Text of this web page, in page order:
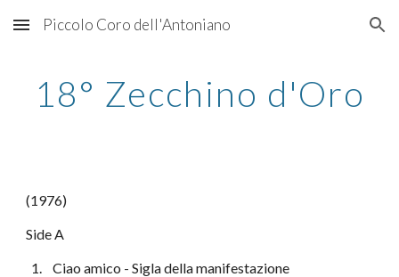
Skip to main content Skip to navigation
Piccolo Coro dell'Antoniano
18° Zecchino d'Oro
(1976)
Side A
  1.    Ciao amico - Sigla della manifestazione